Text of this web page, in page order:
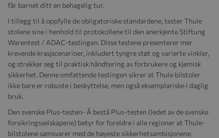
får barnet ditt en behagelig tur.
I tillegg til å oppfylle de obligatoriske standardene, tester Thule
stolene sine i henhold til protokollene til den anerkjente Stiftung
Warentest / ADAC-testingen. Disse testene presenterer mer
krevende krasjscenarioer, inkludert tyngre støt og varierte vinkler,
og strekker seg til praktisk håndtering av forbrukere og kjemisk
sikkerhet. Denne omfattende testingen sikrer at Thule bilstoler
ikke bare er robuste i beskyttelse, men også eksemplariske i daglig
bruk.
Den svenske Plus-testen- Å bestå Plus-testen (ledet av de svenske
forsikringsselskapene) betyr for foreldre i alle regioner at Thule-
bilstolene samsvarer med de høyeste sikkerhetsambisjonene.